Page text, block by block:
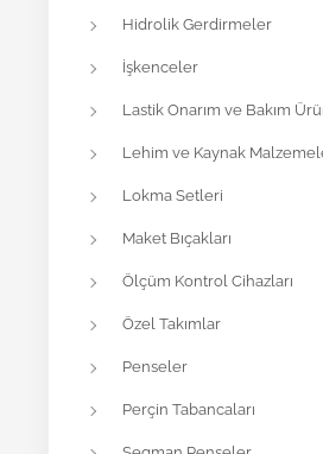
Hidrolik Gerdirmeler
İşkenceler
Lastik Onarım ve Bakım
Lehim ve Kaynak
Lokma Setleri
Maket Bıçakları
Ölçüm Kontrol Cihazları
Özel Takımlar
Penseler
Perçin Tabancaları